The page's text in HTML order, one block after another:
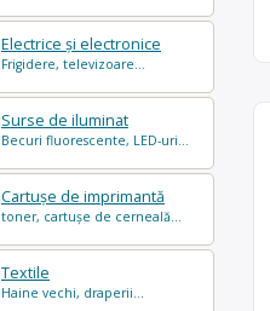
Electrice și electronice
Frigidere, televizoare...
Surse de iluminat
Becuri fluorescente, LED-uri...
Cartușe de imprimantă
toner, cartușe de cerneală...
Textile
Haine vechi, draperii...